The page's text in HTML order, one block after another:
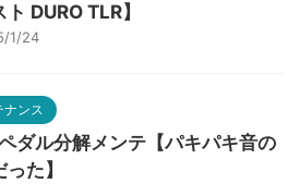
DURO TLR】
1/24
ナンス
ダル分解メンテ【パキパキ音の
た】